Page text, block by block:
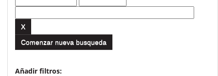
Comenzar nueva busqueda
Añadir filtros: